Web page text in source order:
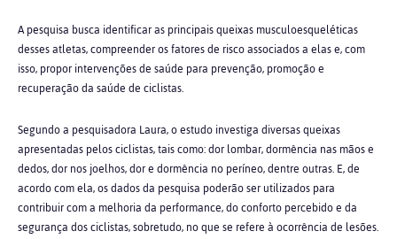
A pesquisa busca identificar as principais queixas musculoesqueléticas
desses atletas, compreender os fatores de risco associados a elas e, com
isso, propor intervenções de saúde para prevenção, promoção e
recuperação da saúde de ciclistas.
Segundo a pesquisadora Laura, o estudo investiga diversas queixas
apresentadas pelos ciclistas, tais como: dor lombar, dormência nas mãos e
dedos, dor nos joelhos, dor e dormência no períneo, dentre outras. E, de
acordo com ela, os dados da pesquisa poderão ser utilizados para
contribuir com a melhoria da performance, do conforto percebido e da
segurança dos ciclistas, sobretudo, no que se refere à ocorrência de lesões.